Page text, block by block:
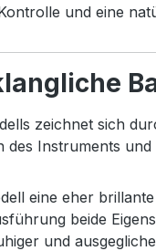
und eine
zeichnet sich
Instruments
eine eher
beide
und